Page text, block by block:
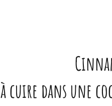
à cuire dans une